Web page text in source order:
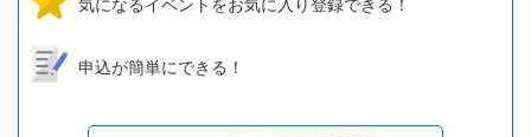
気になるイベントをお気に入り登録できる！
申込が簡単にできる！